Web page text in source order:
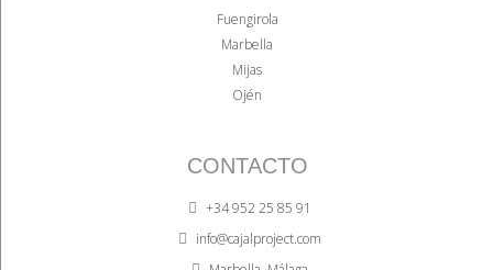
Fuengirola
Marbella
Mijas
Ojén
CONTACTO
+34 952 25 85 91
info@cajalproject.com